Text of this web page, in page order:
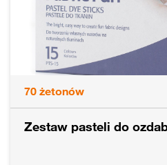
70 żetonów
Zestaw pasteli do